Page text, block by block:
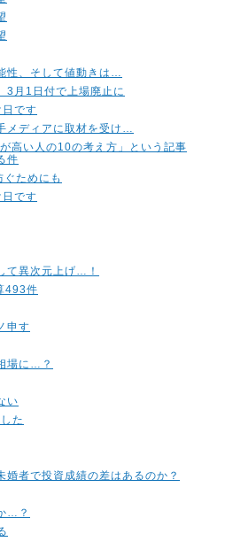
性、そして値動きは…
3月1日付で上場廃止に
です
メディアに取材を受け…
高い人の10の考え方」という記事
件
ためにも
です
て異次元上げ…！
493件
申す
場に…？
い
た
婚者で投資成績の差はあるのか？
…？